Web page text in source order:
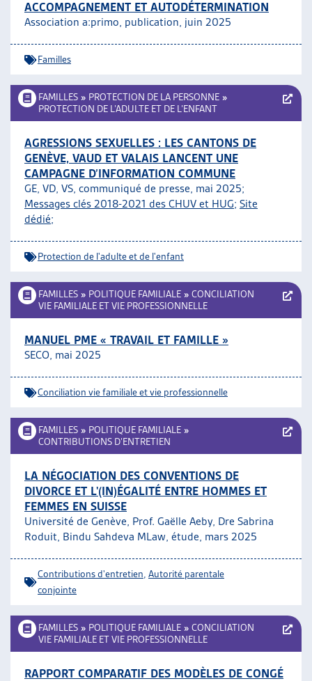
ACCOMPAGNEMENT ET AUTODÉTERMINATION
Association a:primo, publication, juin 2025
Familles
FAMILLES » PROTECTION DE LA PERSONNE »
PROTECTION DE L’ADULTE ET DE L’ENFANT
AGRESSIONS SEXUELLES : LES CANTONS DE
GENÈVE, VAUD ET VALAIS LANCENT UNE
CAMPAGNE D’INFORMATION COMMUNE
GE, VD, VS, communiqué de presse, mai 2025;
Messages clés 2018-2021 des CHUV et HUG; Site
dédié;
Protection de l'adulte et de l'enfant
FAMILLES » POLITIQUE FAMILIALE » CONCILIATION
VIE FAMILIALE ET VIE PROFESSIONNELLE
MANUEL PME « TRAVAIL ET FAMILLE »
SECO, mai 2025
Conciliation vie familiale et vie professionnelle
FAMILLES » POLITIQUE FAMILIALE »
CONTRIBUTIONS D’ENTRETIEN
LA NÉGOCIATION DES CONVENTIONS DE
DIVORCE ET L'(IN)ÉGALITÉ ENTRE HOMMES ET
FEMMES EN SUISSE
Université de Genève, Prof. Gaëlle Aeby, Dre Sabrina
Roduit, Bindu Sahdeva MLaw, étude, mars 2025
Contributions d'entretien Autorité parentale
conjointe
FAMILLES » POLITIQUE FAMILIALE » CONCILIATION
VIE FAMILIALE ET VIE PROFESSIONNELLE
RAPPORT COMPARATIF DES MODÈLES DE CONGÉ